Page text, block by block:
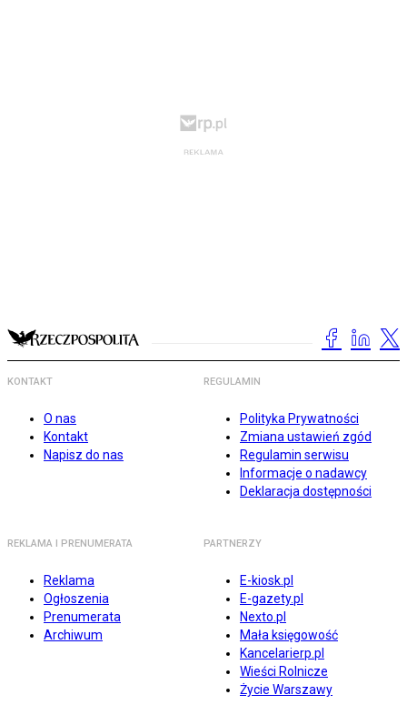
KONTAKT
O nas
Kontakt
Napisz do nas
REGULAMIN
Polityka Prywatności
Zmiana ustawień zgód
Regulamin serwisu
Informacje o nadawcy
Deklaracja dostępności
REKLAMA I PRENUMERATA
Reklama
Ogłoszenia
Prenumerata
Archiwum
PARTNERZY
E-kiosk.pl
E-gazety.pl
Nexto.pl
Mała księgowość
Kancelarierp.pl
Wieści Rolnicze
Życie Warszawy